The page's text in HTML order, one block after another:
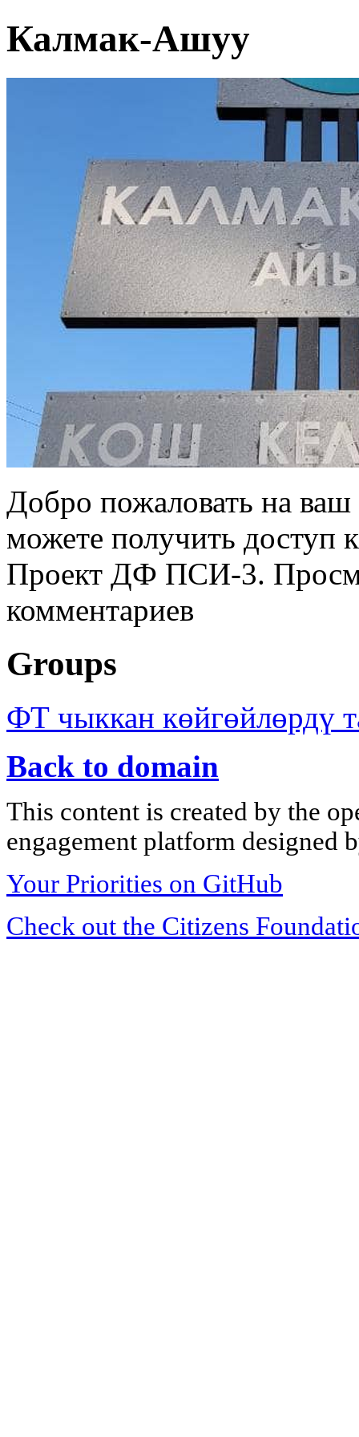
Калмак-Ашуу
Добро пожаловать на
можете получить доступ
Проект ДФ ПСИ-3.
комментариев
Groups
ФТ чыккан көйгөйлөрдү
Back to domain
This content is created by the
engagement platform designed
Your Priorities on GitHub
Check out the Citizens